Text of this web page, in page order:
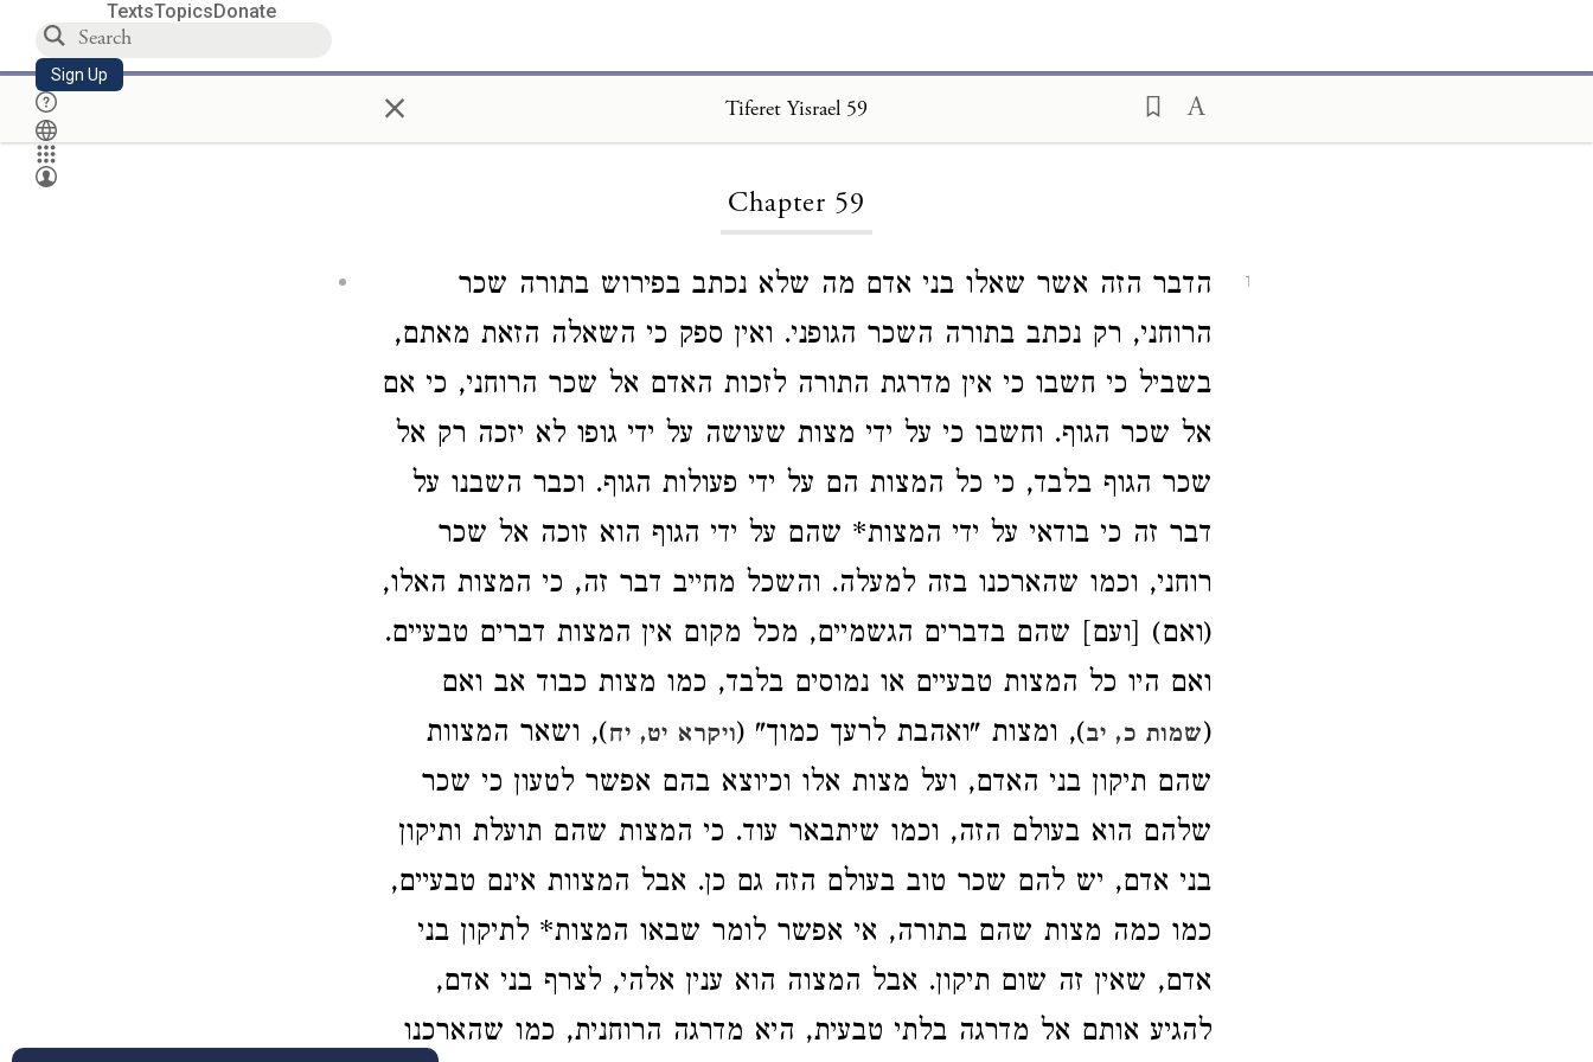
TextsTopicsDonate
Sign Up × Tiferet Yisrael 59
Chapter 59
1
הדבר הזה אשר שאלו בני אדם מה שלא נכתב בפירוש בתורה שכר
הרוחני, רק נכתב בתורה השכר הגופני. ואין ספק כי השאלה הזאת מאתם,
בשביל כי חשבו כי אין מדרגת התורה לזכות האדם אל שכר הרוחני, כי אם
אל שכר הגוף. וחשבו כי על ידי מצות שעושה על ידי גופו לא יזכה רק אל
שכר הגוף בלבד, כי כל המצות הם על ידי פעולות הגוף. וכבר השבנו על
דבר זה כי בודאי על ידי המצות* שהם על ידי הגוף הוא זוכה אל שכר
רוחני, וכמו שהארכנו בזה למעלה. והשכל מחייב דבר זה, כי המצות האלו,
(ואם) [ועם] שהם בדברים הגשמיים, מכל מקום אין המצות דברים טבעיים.
ואם היו כל המצות טבעיים או נמוסים בלבד, כמו מצות כבוד אב ואם
(שמות כ, יב), ומצות "ואהבת לרעך כמוך" (ויקרא יט, יח), ושאר המצוות
שהם תיקון בני האדם, ועל מצות אלו וכיוצא בהם אפשר לטעון כי שכר
שלהם הוא בעולם הזה, וכמו שיתבאר עוד. כי המצות שהם תועלת ותיקון
בני אדם, יש להם שכר טוב בעולם הזה גם כן. אבל המצוות אינם טבעיים,
כמו כמה מצות שהם בתורה, אי אפשר לומר שבאו המצות* לתיקון בני
אדם, שאין זה שום תיקון. אבל המצוה הוא ענין אלהי, לצרף בני אדם,
להגיע אותם אל מדרגה בלתי טבעית, היא מדרגה הרוחנית, כמו שהארכנו